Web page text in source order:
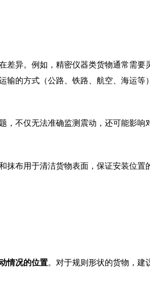
差异。例如，精密仪器类货物通常需要
输的方式（公路、铁路、航空、海运等
，不仅无法准确监测震动，还可能影响
抹布用于清洁货物表面，保证安装位置
情况的位置。对于规则形状的货物，建